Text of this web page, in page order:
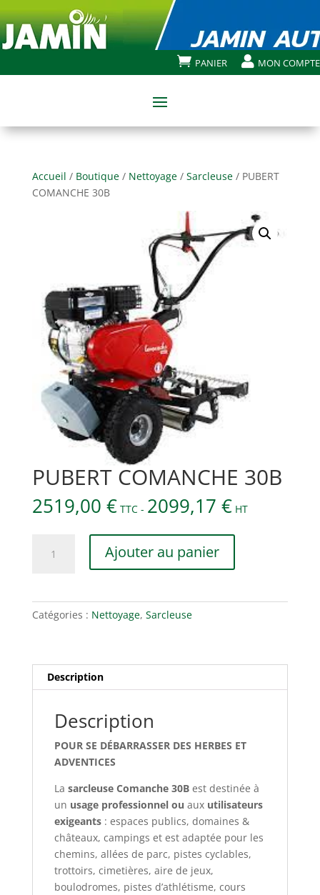
 PANIER  MON COMPTE
Accueil / Boutique/ Nettoyage/ Sarcleuse/ PUBERT
COMANCHE 30B
PUBERT COMANCHE 30B
2519,00 € TTC - 2099,17 € HT
Ajouter au panier
Catégories : Nettoyage, Sarcleuse
Description
Description
POUR SE DÉBARRASSER DES HERBES ET
ADVENTICES
La sarcleuse Comanche 30Best destinée à
un usage professionnel ou aux utilisateurs
exigeants: espaces publics, domaines &
châteaux, campings et est adaptée pour les
chemins, allées de parc, pistes cyclables,
trottoirs, cimetières, aire de jeux,
boulodromes, pistes d’athlétisme, cours